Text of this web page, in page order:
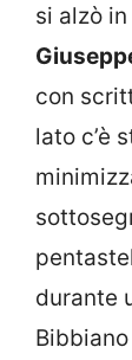
si alzò
con
lato c’è
durante